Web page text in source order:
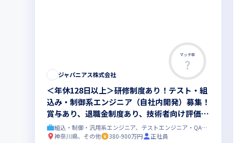
マッチ率
ジャパニアス株式会社
＜年休128日以上＞研修制度あり！テスト・組
込み・制御系エンジニア（自社内開発）募集！
賞与あり、退職金制度あり、技術者向け評価制
度あり、転勤無し！！
組込・制御・汎用系エンジニア、テストエンジニア・QAエンジニア
神奈川県、その他
380-900万円
正社員